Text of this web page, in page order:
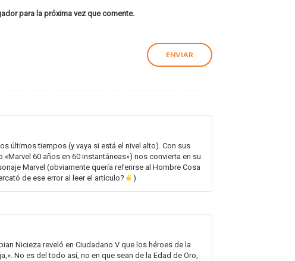
para la próxima vez que comente.
últimos tiempos (y vaya si está el nivel alto). Con sus
60 años en 60 instantáneas») nos convierta en su
Marvel (obviamente quería referirse al Hombre Cosa
de ese error al leer el artículo?
)
Nicieza reveló en Ciudadano V que los héroes de la
No es del todo así, no en que sean de la Edad de Oro,